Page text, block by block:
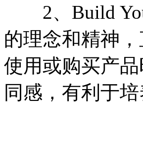
2、Build
的理念和精神
使用或购买产
同感，有利于